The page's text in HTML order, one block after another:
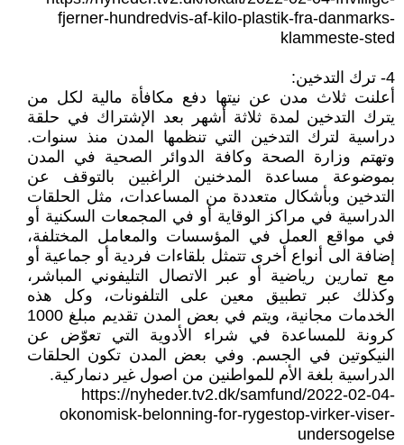
fjerner-hundredvis-af-kilo-plastik-fra-danmarks-
klammeste-sted
4- ترك التدخين:
أعلنت ثلاث مدن عن نيتها دفع مكافأة مالية لكل من
يترك التدخين لمدة ثلاثة أشهر بعد الإشتراك في حلقة
دراسية لترك التدخين التي تنظمها المدن منذ سنوات.
وتهتم وزارة الصحة وكافة الدوائر الصحية في المدن
بموضوعة مساعدة المدخنين الراغبين بالتوقف عن
التدخين وبأشكال متعددة من المساعدات، مثل الحلقات
الدراسية في مراكز الوقاية أو في المجمعات السكنية أو
في مواقع العمل في المؤسسات والمعامل المختلفة،
إضافة الى أنواع أخرى تتمثل بلقاءات فردية أو جماعية أو
مع تمارين رياضية أو عبر الاتصال التليفوني المباشر،
وكذلك عبر تطبيق معين على التلفونات، وكل هذه
الخدمات مجانية، ويتم في بعض المدن تقديم مبلغ 1000
كرونة للمساعدة في شراء الأدوية التي تعوّض عن
النيكوتين في الجسم. وفي بعض المدن تكون الحلقات
الدراسية بلغة الأم للمواطنين من اصول غير دنماركية.
https://nyheder.tv2.dk/samfund/2022-02-04-
okonomisk-belonning-for-rygestop-virker-viser-
undersogelse